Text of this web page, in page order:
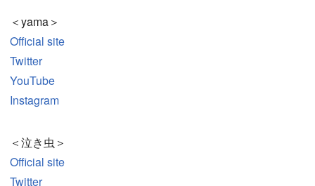
＜yama＞
Official site
Twitter
YouTube
Instagram
＜泣き虫＞
Official site
Twitter